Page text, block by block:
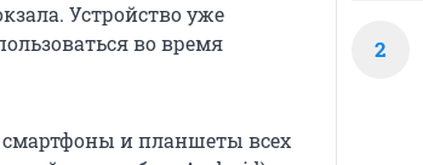
Устройство уже
во время
смартфоны и планшеты всех
2